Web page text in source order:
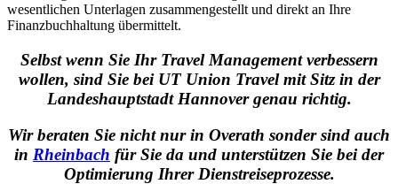
wesentlichen Unterlagen zusammengestellt und direkt an Ihre
Finanzbuchhaltung übermittelt.
Selbst wenn Sie Ihr Travel Management verbessern
wollen, sind Sie bei UT Union Travel mit Sitz in der
Landeshauptstadt Hannover genau richtig.
Wir beraten Sie nicht nur in Overath sonder sind auch
in Rheinbach für Sie da und unterstützen Sie bei der
Optimierung Ihrer Dienstreiseprozesse.